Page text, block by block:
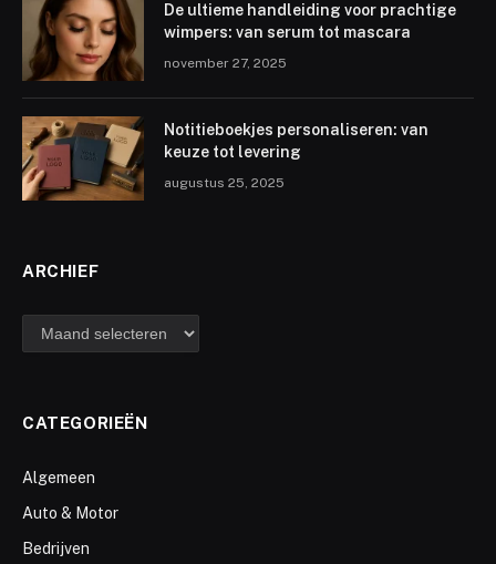
De ultieme handleiding voor prachtige
wimpers: van serum tot mascara
november 27, 2025
Notitieboekjes personaliseren: van
keuze tot levering
augustus 25, 2025
ARCHIEF
archief
CATEGORIEËN
Algemeen
Auto & Motor
Bedrijven